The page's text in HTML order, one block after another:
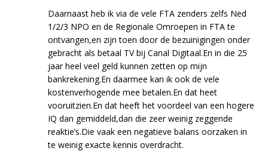
Daarnaast heb ik via de vele FTA zenders zelfs Ned
1/2/3 NPO en de Regionale Omroepen in FTA te
ontvangen,en zijn toen door de bezuinigingen onder
gebracht als betaal TV bij Canal Digitaal.En in die 25
jaar heel veel geld kunnen zetten op mijn
bankrekening.En daarmee kan ik ook de vele
kostenverhogende mee betalen.En dat heet
vooruitzien.En dat heeft het voordeel van een hogere
IQ dan gemiddeld,dan die zeer weinig zeggende
reaktie’s.Die vaak een negatieve balans oorzaken in
te weinig exacte kennis overdracht.